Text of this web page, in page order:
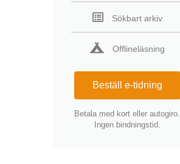
Sökbart arkiv
Offlineläsning
Beställ e-tidning
Betala med kort eller autogiro.
Ingen bindningstid.